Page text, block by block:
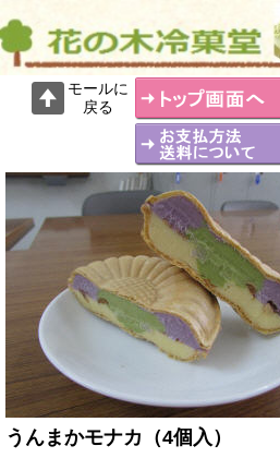
モールに
戻る
うんまかモナカ（4個入）